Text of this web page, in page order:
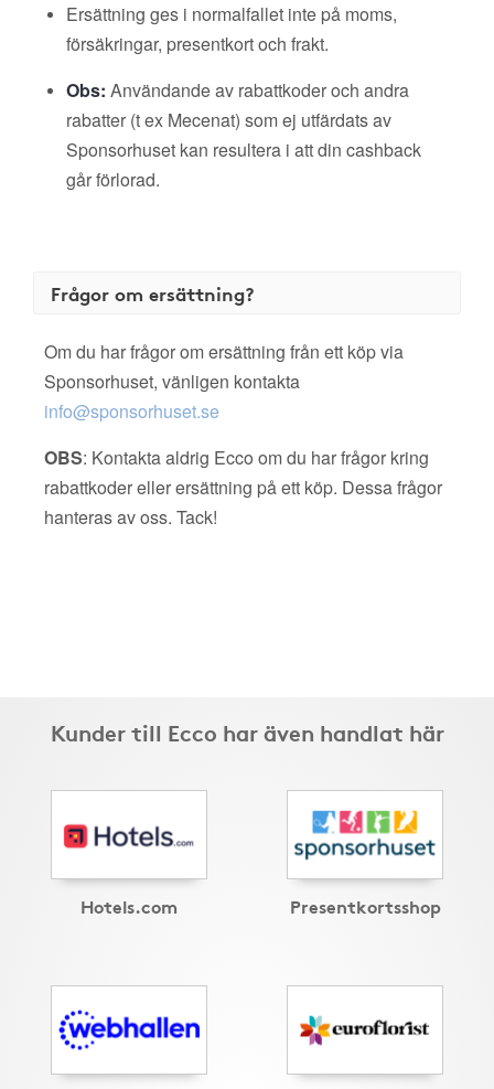
Ersättning ges i normalfallet inte på moms,
försäkringar, presentkort och frakt.
Obs: Användande av rabattkoder och andra
rabatter (t ex Mecenat) som ej utfärdats av
Sponsorhuset kan resultera i att din cashback
går förlorad.
Frågor om ersättning?
Om du har frågor om ersättning från ett köp via
Sponsorhuset, vänligen kontakta
info@sponsorhuset.se
OBS: Kontakta aldrig Ecco om du har frågor kring
rabattkoder eller ersättning på ett köp. Dessa frågor
hanteras av oss. Tack!
Kunder till Ecco har även handlat här
Hotels.com Presentkortsshop